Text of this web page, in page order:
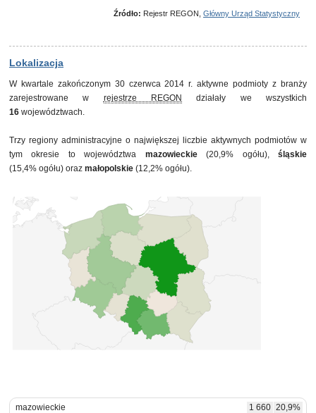
30 czerwca 2013
8 005
30 września 2013
31 marca 2014
7 840
30 czerwca 2014
7 961
Źródło: Rejestr REGON, Główny Urząd Statystyczny
Lokalizacja
W kwartale zakończonym 30 czerwca 2014 r. aktywne podmioty z branży
zarejestrowane w rejestrze REGON
działały we wszystkich
16 województwach.
Trzy regiony administracyjne o największej liczbie aktywnych podmiotów w
tym okresie to województwa mazowieckie(20,9% ogółu),śląskie
(15,4% ogółu) oraz małopolskie (12,2% ogółu).
mazowieckie 1 660 20,9%